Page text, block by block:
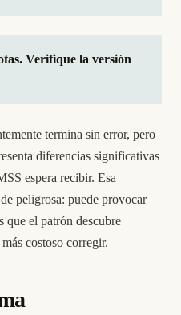
Verifique la versión
termina sin error, pero
diferencias significativas
espera recibir. Esa
peligrosa: puede provocar
que el patrón descubre
costoso corregir.